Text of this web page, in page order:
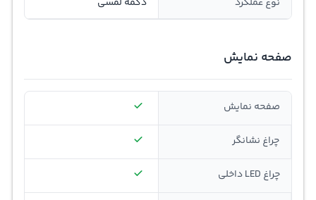
صفحه نمایش
صفحه نمایش
چراغ نشانگر
چراغ LED داخلی